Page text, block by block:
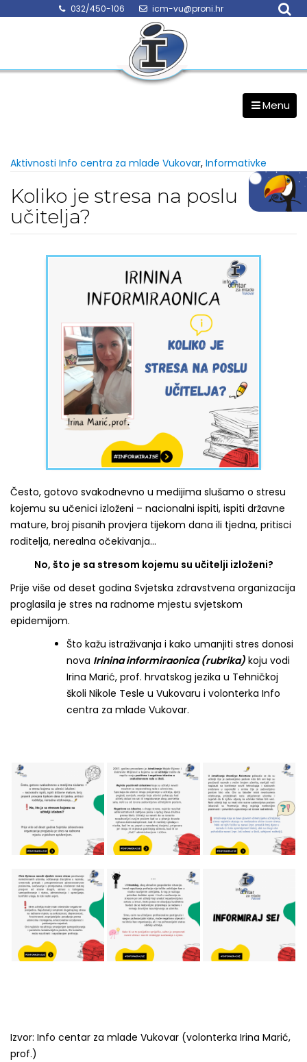
032/450-106 icm-vu@proni.hr
Menu
Aktivnosti Info centra za mlade Vukovar, Informativke
Koliko je stresa na poslu
učitelja?
Često, gotovo svakodnevno u medijima slušamo o stresu
kojemu su učenici izloženi – nacionalni ispiti, ispiti državne
mature, broj pisanih provjera tijekom dana ili tjedna, pritisci
roditelja, nerealna očekivanja…
No, što je sa stresom kojemu su učitelji izloženi?
Prije više od deset godina Svjetska zdravstvena organizacija
proglasila je stres na radnome mjestu svjetskom
epidemijom.
Što kažu istraživanja i kako umanjiti stres donosi
nova Irinina informiraonica (rubrika) koju vodi
Irina Marić, prof. hrvatskog jezika u Tehničkoj
školi Nikole Tesle u Vukovaru i volonterka Info
centra za mlade Vukovar.
Izvor: Info centar za mlade Vukovar (volonterka Irina Marić,
prof.)